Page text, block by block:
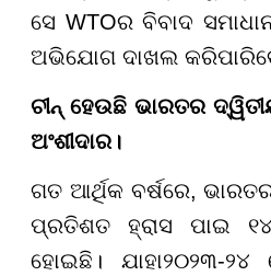
ସେ WTOର ବିବାଦ
ଅଭିଯୋଗ ଦାଖଲ
ଚୀନ୍ ହେଉଛି ଭାରତର
ଅଂଶୀଦାର।
ଗତ ଆର୍ଥିକ ବର୍ଷରେ,
ପ୍ରତିଶତ ହ୍ରାସ ପାଇ
ହୋଇଛି। ଯାହା୨୦୨୩-